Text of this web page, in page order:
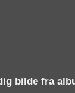
bilde fra